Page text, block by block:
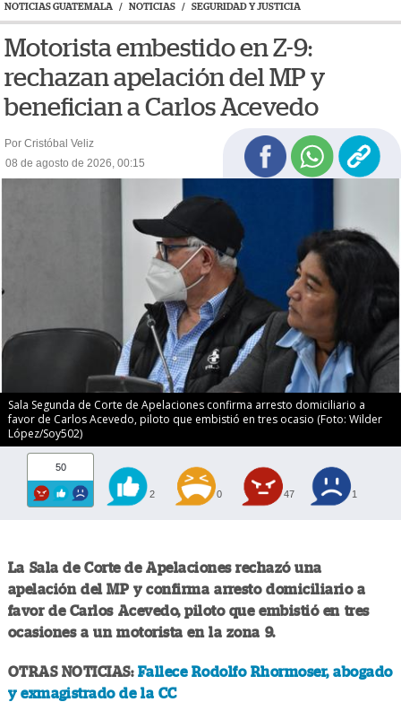
NOTICIAS GUATEMALA / NOTICIAS / SEGURIDAD Y JUSTICIA
Motorista embestido en Z-9:
rechazan apelación del MP y
benefician a Carlos Acevedo
Por Cristóbal Veliz
08 de agosto de 2026, 00:15
Sala Segunda de Corte de Apelaciones confirma arresto domiciliario a
favor de Carlos Acevedo, piloto que embistió en tres ocasio (Foto: Wilder
López/Soy502)
50
2 0 47 1
La Sala de Corte de Apelaciones rechazó una
apelación del MP y confirma arresto domiciliario a
favor de Carlos Acevedo, piloto que embistió en tres
ocasiones a un motorista en la zona 9.
OTRAS NOTICIAS: Fallece Rodolfo Rhormoser, abogado
y exmagistrado de la CC